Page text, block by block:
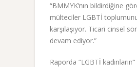
“BMMYK’nın bildirdiğine
mülteciler LGBTİ
karşılaşıyor. Ticari cinsel
devam ediyor.”
Raporda “LGBTİ